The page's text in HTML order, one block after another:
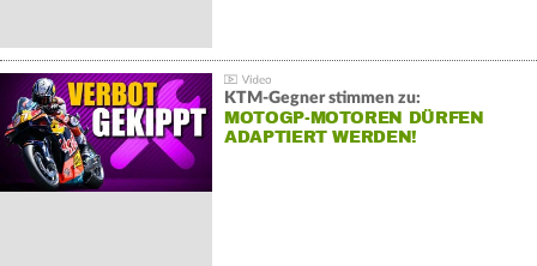
KTM-Gegner stimmen zu:
MOTOGP-MOTOREN DÜRFEN
ADAPTIERT WERDEN!